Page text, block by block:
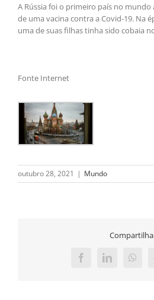
A Rússia foi o primeiro país no
de uma vacina contra a Covid-19. Na
uma de suas filhas tinha sido cobaia
Fonte Internet
outubro 28, 2021 | Mundo
FacebookLinkedIn